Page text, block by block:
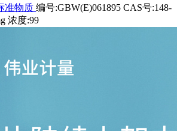
准物质 编号:GBW(E)061895 CAS号:148-
浓度:99